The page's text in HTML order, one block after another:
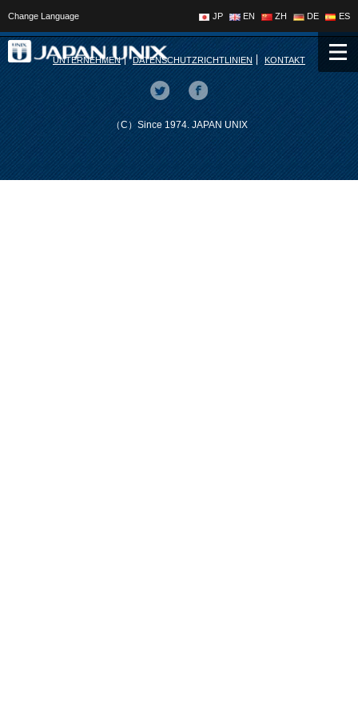
Change Language JP EN ZH DE ES
UNTERNEHMEN DATENSCHUTZRICHTLINIEN KONTAKT
（C）Since 1974. JAPAN UNIX